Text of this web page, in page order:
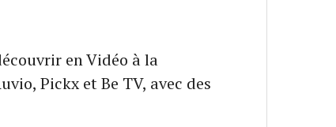
en Vidéo à la
Pickx et Be TV, avec des